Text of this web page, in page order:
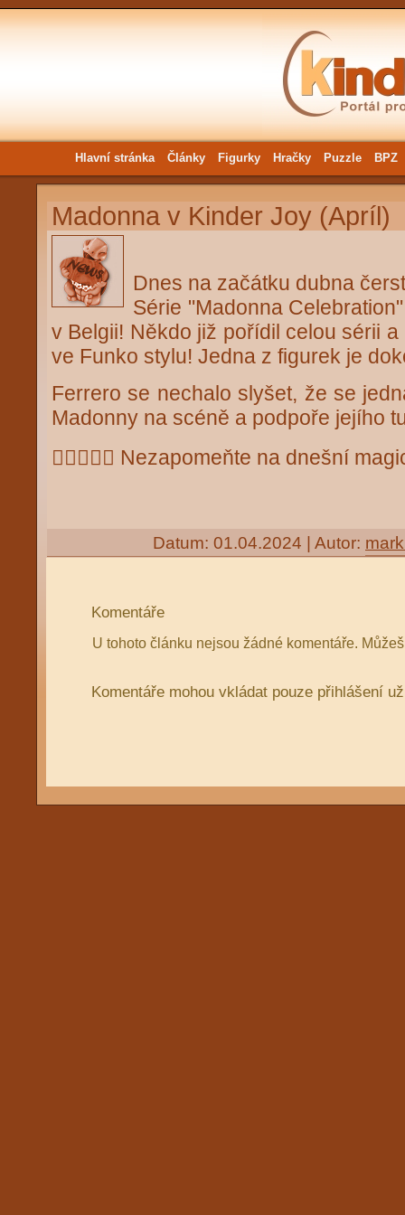
Hlavní stránka Články Figurky Hračky Puzzle BPZ
Madonna v Kinder Joy (Apríl)
Dnes na začátku dubna
Série "Madonna
v Belgii! Někdo již pořídil celou sérii
ve Funko stylu! Jedna z figurek je
Ferrero se nechalo slyšet, že se
Madonny na scéně a podpoře jejího
😶‍🌫️🤭😶‍🌫️ Nezapomeňte na dnešní
Datum: 01.04.2024 | Autor:
Komentáře
U tohoto článku nejsou žádné komentáře.
Komentáře mohou vkládat pouze přihlášení